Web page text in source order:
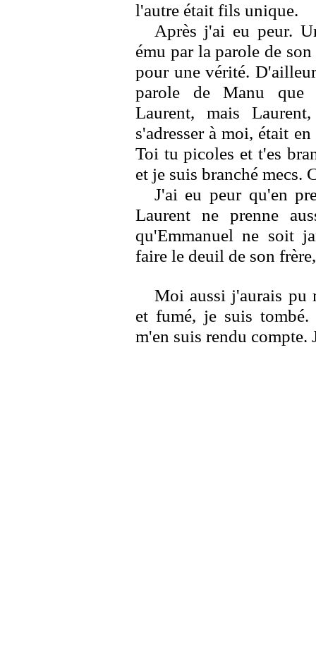
l'autre était fils unique.
Après j'ai eu peur.
ému par la parole de
pour une vérité.
parole de Manu que
Laurent, mais
s'adresser à moi, était
Toi tu picoles et t'es
et je suis branché mecs.
J'ai eu peur qu'en
Laurent ne prenne
qu'Emmanuel ne soit
faire le deuil de son
Moi aussi j'aurais pu
et fumé, je suis
m'en suis rendu compte.